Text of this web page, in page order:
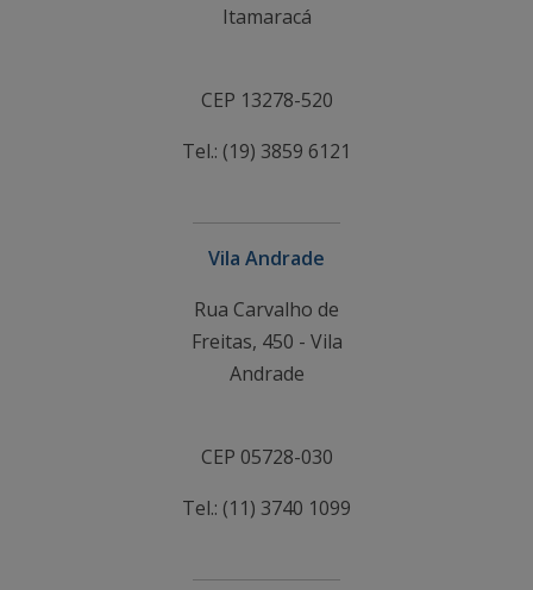
Itamaracá
CEP 13278-520
Tel.: (19) 3859 6121
Vila Andrade
Rua Carvalho de
Freitas, 450 - Vila
Andrade
CEP 05728-030
Tel.: (11) 3740 1099